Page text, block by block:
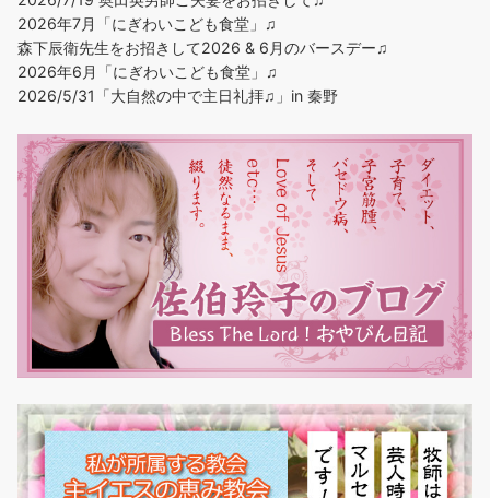
2026年7月「にぎわいこども食堂」♫
森下辰衛先生をお招きして2026 & 6月のバースデー♫
2026年6月「にぎわいこども食堂」♫
2026/5/31「大自然の中で主日礼拝♫」in 秦野